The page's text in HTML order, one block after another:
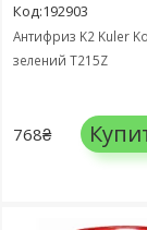
Код:192903
Антифриз K2 Kuler
зелений T215Z
768₴